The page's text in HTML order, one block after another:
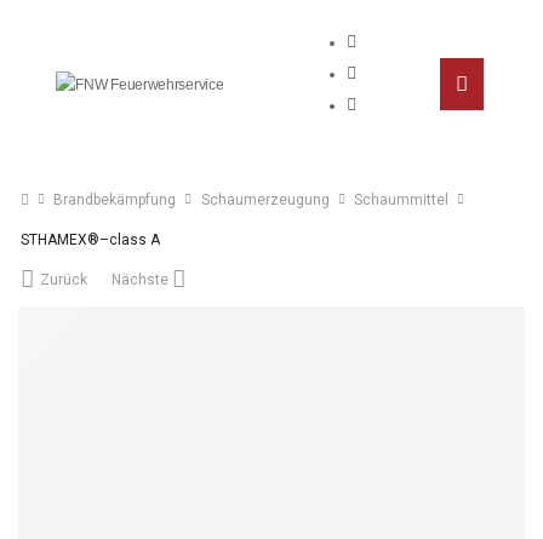
Brandbekämpfung Schaumerzeugung Schaummittel
STHAMEX®–class A
Zurück Nächste